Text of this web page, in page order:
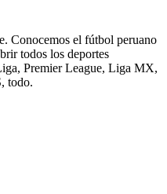
Conocemos el fútbol peruano
todos los deportes
Premier League, Liga MX,
todo.